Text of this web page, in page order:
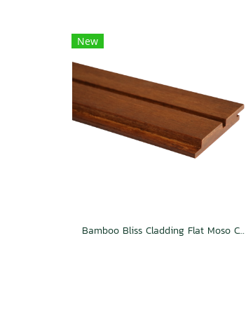
New
Bamboo Bliss Cladding Flat Moso Caramel